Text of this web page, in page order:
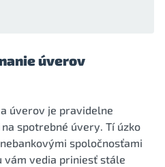
úverov
úverov je pravidelne
spotrebné úvery. Tí úzko
spoločnosťami
vám vedia priniesť stále